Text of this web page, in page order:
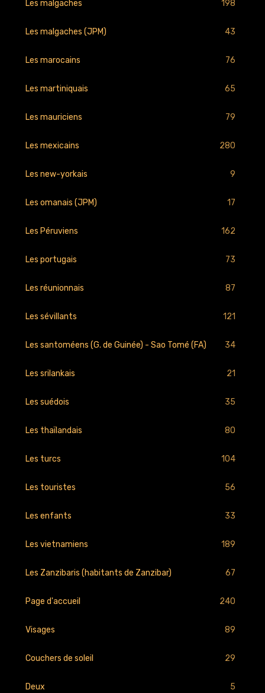
Les malgaches 198
Les malgaches (JPM) 43
Les marocains 76
Les martiniquais 65
Les mauriciens 79
Les mexicains 280
Les new-yorkais 9
Les omanais (JPM) 17
Les Péruviens 162
Les portugais 73
Les réunionnais 87
Les sévillants 121
Les santoméens (G. de Guinée) - Sao Tomé (FA) 34
Les srilankais 21
Les suédois 35
Les thaïlandais 80
Les turcs 104
Les touristes 56
Les enfants 33
Les vietnamiens 189
Les Zanzibaris (habitants de Zanzibar) 67
Page d'accueil 240
Visages 89
Couchers de soleil 29
Deux 5